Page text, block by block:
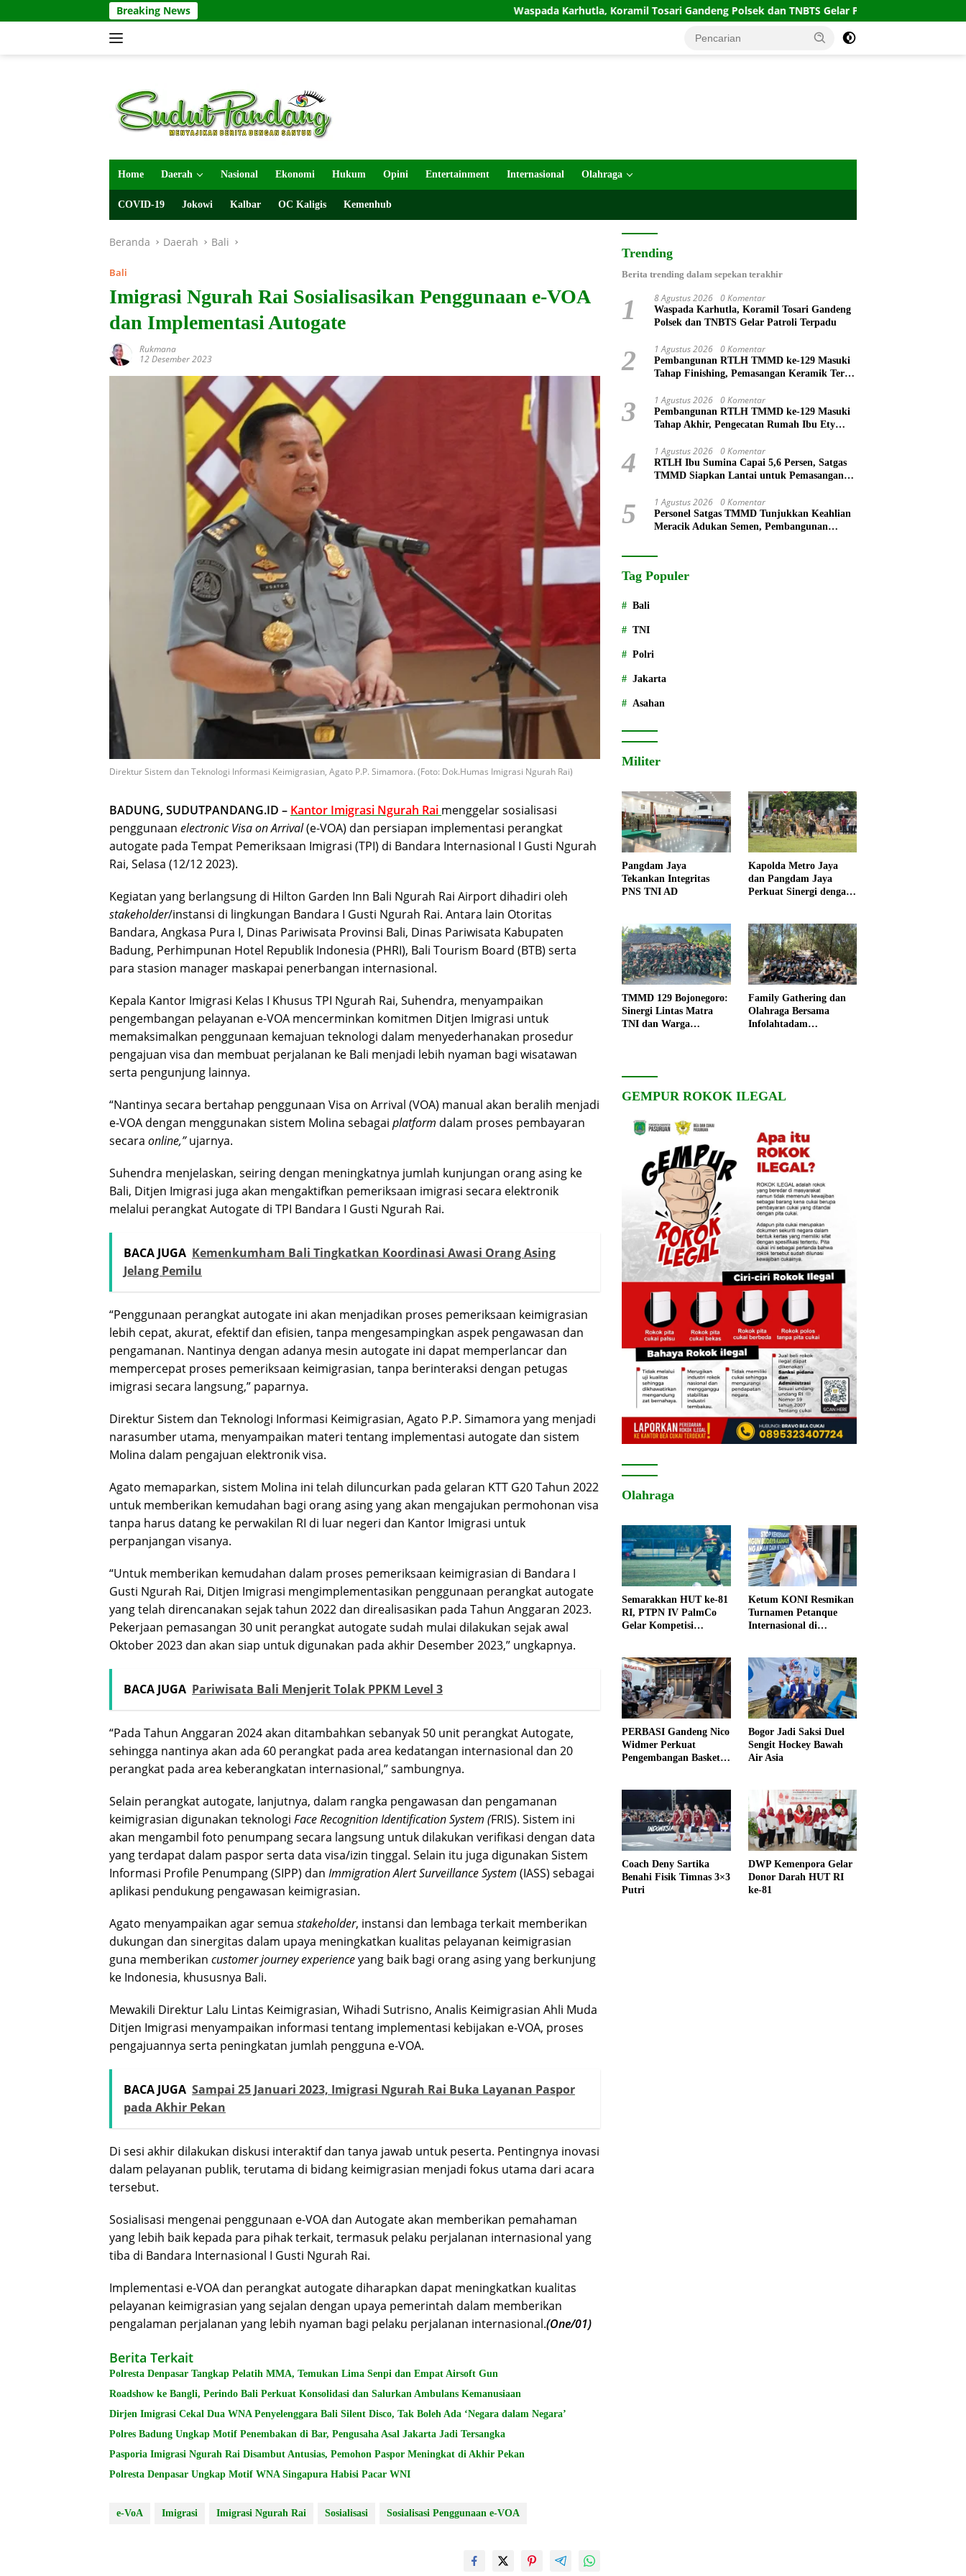
ke
Breaking News Waspada Karhutla, Koramil Tosari Gandeng Polsek dan TNBTS Gelar Patroli Terpadu
Home Daerah Nasional Ekonomi Hukum Opini Entertainment Internasional Olahraga
COVID-19 Jokowi Kalbar OC Kaligis Kemenhub
Beranda Daerah Bali
Bali
Imigrasi Ngurah Rai Sosialisasikan Penggunaan e-VOA
dan Implementasi Autogate
Rukmana
12 Desember 2023
Direktur Sistem dan Teknologi Informasi Keimigrasian, Agato P.P. Simamora. (Foto: Dok.Humas Imigrasi Ngurah Rai)
BADUNG, SUDUTPANDANG.ID – Kantor Imigrasi Ngurah Rai menggelar sosialisasi
penggunaan electronic Visa on Arrival(e-VOA) dan persiapan implementasi perangkat
autogate pada Tempat Pemeriksaan Imigrasi (TPI) di Bandara Internasional I Gusti Ngurah
Rai, Selasa (12/12 2023).
Kegiatan yang berlangsung di Hilton Garden Inn Bali Ngurah Rai Airport dihadiri oleh
stakeholder/instansi di lingkungan Bandara I Gusti Ngurah Rai. Antara lain Otoritas
Bandara, Angkasa Pura I, Dinas Pariwisata Provinsi Bali, Dinas Pariwisata Kabupaten
Badung, Perhimpunan Hotel Republik Indonesia (PHRI), Bali Tourism Board (BTB) serta
para stasion manager maskapai penerbangan internasional.
Kepala Kantor Imigrasi Kelas I Khusus TPI Ngurah Rai, Suhendra, menyampaikan
pengembangan pelayanan e-VOA mencerminkan komitmen Ditjen Imigrasi untuk
memaksimalkan penggunaan kemajuan teknologi dalam menyederhanakan prosedur
pengajuan visa dan membuat perjalanan ke Bali menjadi lebih nyaman bagi wisatawan
serta pengunjung lainnya.
“Nantinya secara bertahap penggunaan Visa on Arrival (VOA) manual akan beralih menjadi
e-VOA dengan menggunakan sistem Molina sebagai platform dalam proses pembayaran
secara online,”ujarnya.
Suhendra menjelaskan, seiring dengan meningkatnya jumlah kunjungan orang asing ke
Bali, Ditjen Imigrasi juga akan mengaktifkan pemeriksaan imigrasi secara elektronik
melalui perangkat Autogate di TPI Bandara I Gusti Ngurah Rai.
BACA JUGA Kemenkumham Bali Tingkatkan Koordinasi Awasi Orang Asing
Jelang Pemilu
“Penggunaan perangkat autogate ini akan menjadikan proses pemeriksaan keimigrasian
lebih cepat, akurat, efektif dan efisien, tanpa mengesampingkan aspek pengawasan dan
pengamanan. Nantinya dengan adanya mesin autogate ini dapat memperlancar dan
mempercepat proses pemeriksaan keimigrasian, tanpa berinteraksi dengan petugas
imigrasi secara langsung,” paparnya.
Direktur Sistem dan Teknologi Informasi Keimigrasian, Agato P.P. Simamora yang menjadi
narasumber utama, menyampaikan materi tentang implementasi autogate dan sistem
Molina dalam pengajuan elektronik visa.
Agato memaparkan, sistem Molina ini telah diluncurkan pada gelaran KTT G20 Tahun 2022
untuk memberikan kemudahan bagi orang asing yang akan mengajukan permohonan visa
tanpa harus datang ke perwakilan RI di luar negeri dan Kantor Imigrasi untuk
perpanjangan visanya.
“Untuk memberikan kemudahan dalam proses pemeriksaan keimigrasian di Bandara I
Gusti Ngurah Rai, Ditjen Imigrasi mengimplementasikan penggunaan perangkat autogate
yang telah direncanakan sejak tahun 2022 dan direalisasikan pada Tahun Anggaran 2023.
Pekerjaan pemasangan 30 unit perangkat autogate sudah mulai dilakukan sejak awal
Oktober 2023 dan akan siap untuk digunakan pada akhir Desember 2023,” ungkapnya.
BACA JUGA Pariwisata Bali Menjerit Tolak PPKM Level 3
“Pada Tahun Anggaran 2024 akan ditambahkan sebanyak 50 unit perangkat Autogate,
sehingga nantinya akan ada 60 perangkat pada area kedatangan internasional dan 20
perangkat pada area keberangkatan internasional,” sambungnya.
Selain perangkat autogate, lanjutnya, dalam rangka pengawasan dan pengamanan
keimigrasian digunakan teknologi Face Recognition Identification System (FRIS). Sistem ini
akan mengambil foto penumpang secara langsung untuk dilakukan verifikasi dengan data
yang terdapat dalam paspor serta data visa/izin tinggal. Selain itu juga digunakan Sistem
Informasi Profile Penumpang (SIPP) dan Immigration Alert Surveillance System (IASS) sebagai
aplikasi pendukung pengawasan keimigrasian.
Agato menyampaikan agar semua stakeholder, instansi dan lembaga terkait memberikan
dukungan dan sinergitas dalam upaya meningkatkan kualitas pelayanan keimigrasian
guna memberikan customer journey experienceyang baik bagi orang asing yang berkunjung
ke Indonesia, khususnya Bali.
Mewakili Direktur Lalu Lintas Keimigrasian, Wihadi Sutrisno, Analis Keimigrasian Ahli Muda
Ditjen Imigrasi menyampaikan informasi tentang implementasi kebijakan e-VOA, proses
pengajuannya serta peningkatan jumlah pengguna e-VOA.
BACA JUGA Sampai 25 Januari 2023, Imigrasi Ngurah Rai Buka Layanan Paspor
pada Akhir Pekan
Di sesi akhir dilakukan diskusi interaktif dan tanya jawab untuk peserta. Pentingnya inovasi
dalam pelayanan publik, terutama di bidang keimigrasian menjadi fokus utama dari acara
tersebut.
Sosialisasi mengenai penggunaan e-VOA dan Autogate akan memberikan pemahaman
yang lebih baik kepada para pihak terkait, termasuk pelaku perjalanan internasional yang
tiba di Bandara Internasional I Gusti Ngurah Rai.
Implementasi e-VOA dan perangkat autogate diharapkan dapat meningkatkan kualitas
pelayanan keimigrasian yang sejalan dengan upaya pemerintah dalam memberikan
pengalaman perjalanan yang lebih nyaman bagi pelaku perjalanan internasional.(One/01)
Berita Terkait
Polresta Denpasar Tangkap Pelatih MMA, Temukan Lima Senpi dan Empat Airsoft Gun
Roadshow ke Bangli, Perindo Bali Perkuat Konsolidasi dan Salurkan Ambulans Kemanusiaan
Dirjen Imigrasi Cekal Dua WNA Penyelenggara Bali Silent Disco, Tak Boleh Ada ‘Negara dalam Negara’
Polres Badung Ungkap Motif Penembakan di Bar, Pengusaha Asal Jakarta Jadi Tersangka
Pasporia Imigrasi Ngurah Rai Disambut Antusias, Pemohon Paspor Meningkat di Akhir Pekan
Polresta Denpasar Ungkap Motif WNA Singapura Habisi Pacar WNI
e-VoA Imigrasi Imigrasi Ngurah Rai Sosialisasi Sosialisasi Penggunaan e-VOA
Trending
Berita trending dalam sepekan terakhir
1 8 Agustus 2026 0 Komentar
Waspada Karhutla, Koramil Tosari Gandeng
Polsek dan TNBTS Gelar Patroli Terpadu
2 1 Agustus 2026 0 Komentar
Pembangunan RTLH TMMD ke-129 Masuki
Tahap Finishing, Pemasangan Keramik Terus
3 1 Agustus 2026 0 Komentar
Pembangunan RTLH TMMD ke-129 Masuki
Tahap Akhir, Pengecatan Rumah Ibu Ety
4 1 Agustus 2026 0 Komentar
RTLH Ibu Sumina Capai 5,6 Persen, Satgas
TMMD Siapkan Lantai untuk Pemasangan
5 1 Agustus 2026 0 Komentar
Personel Satgas TMMD Tunjukkan Keahlian
Meracik Adukan Semen, Pembangunan
Tag Populer
Bali
TNI
Polri
Jakarta
Asahan
Militer
Pangdam Jaya
Tekankan Integritas
PNS TNI AD
Kapolda Metro Jaya
dan Pangdam Jaya
Perkuat Sinergi dengan
TMMD 129 Bojonegoro:
Sinergi Lintas Matra
TNI dan Warga
Family Gathering dan
Olahraga Bersama
Infolahtadam
GEMPUR ROKOK ILEGAL
Olahraga
Semarakkan HUT ke-81
RI, PTPN IV PalmCo
Gelar Kompetisi
Ketum KONI Resmikan
Turnamen Petanque
Internasional di
PERBASI Gandeng Nico
Widmer Perkuat
Pengembangan Basket
Bogor Jadi Saksi Duel
Sengit Hockey Bawah
Air Asia
Coach Deny Sartika
Benahi Fisik Timnas 3×3
Putri
DWP Kemenpora Gelar
Donor Darah HUT RI
ke-81